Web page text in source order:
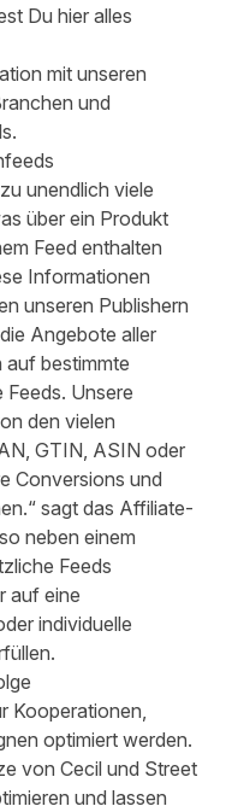
Du hier alles
mit unseren
und
unendlich viele
über ein Produkt
Feed enthalten
Informationen
unseren Publishern
Angebote aller
auf bestimmte
Feeds. Unsere
den vielen
GTIN, ASIN oder
Conversions und
sagt das Affiliate-
neben einem
Feeds
auf eine
individuelle
Kooperationen,
optimiert werden.
von Cecil und Street
und lassen